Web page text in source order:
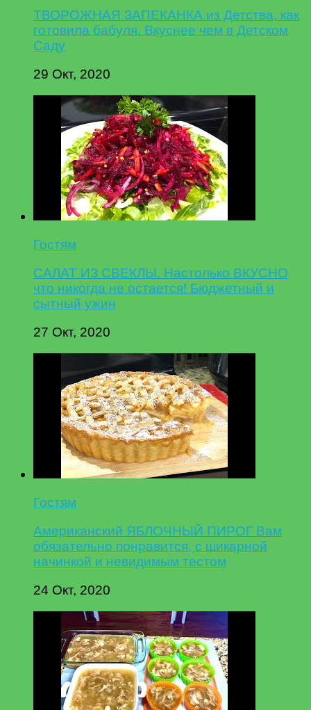
ТВОРОЖНАЯ ЗАПЕКАНКА из Детства, как
готовила бабуля. Вкуснее чем в Детском
Саду
29 Окт, 2020
Гостям
САЛАТ ИЗ СВЕКЛЫ. Настолько ВКУСНО
что никогда не остается! Бюджетный и
сытный ужин
27 Окт, 2020
Гостям
Американский ЯБЛОЧНЫЙ ПИРОГ Вам
обязательно понравится, с шикарной
начинкой и невидимым тестом
24 Окт, 2020